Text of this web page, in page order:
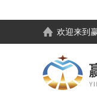
欢迎来到